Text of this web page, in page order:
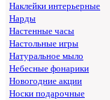
Наклейки интерьерные
Нарды
Настенные часы
Настольные игры
Натуральное мыло
Небесные фонарики
Новогодние акции
Носки подарочные